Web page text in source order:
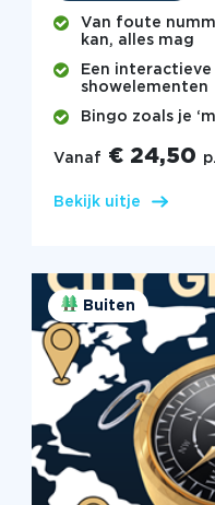
Van foute
kan, alles mag
Een
showelementen
Bingo zoals je
Vanaf € 24,50
Bekijk uitje
Buiten